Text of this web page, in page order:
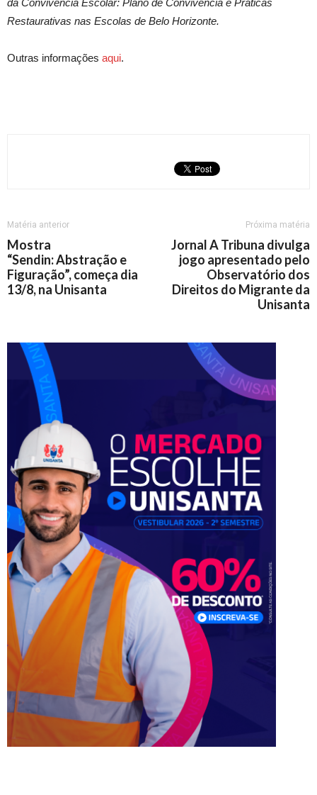
da Convivência Escolar: Plano de Convivência e Práticas
Restaurativas nas Escolas de Belo Horizonte.
Outras informações aqui.
Matéria anterior
Mostra
“Sendin: Abstração e
Figuração”, começa dia
13/8, na Unisanta
Próxima matéria
Jornal A Tribuna divulga
jogo apresentado pelo
Observatório dos
Direitos do Migrante da
Unisanta